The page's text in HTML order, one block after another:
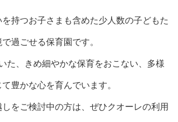
持つお子さまも含めた少人数の子どもた
過ごせる保育園です。
た、きめ細やかな保育をおこない、多様
豊かな心を育んでいます。
をご検討中の方は、ぜひクオーレの利用